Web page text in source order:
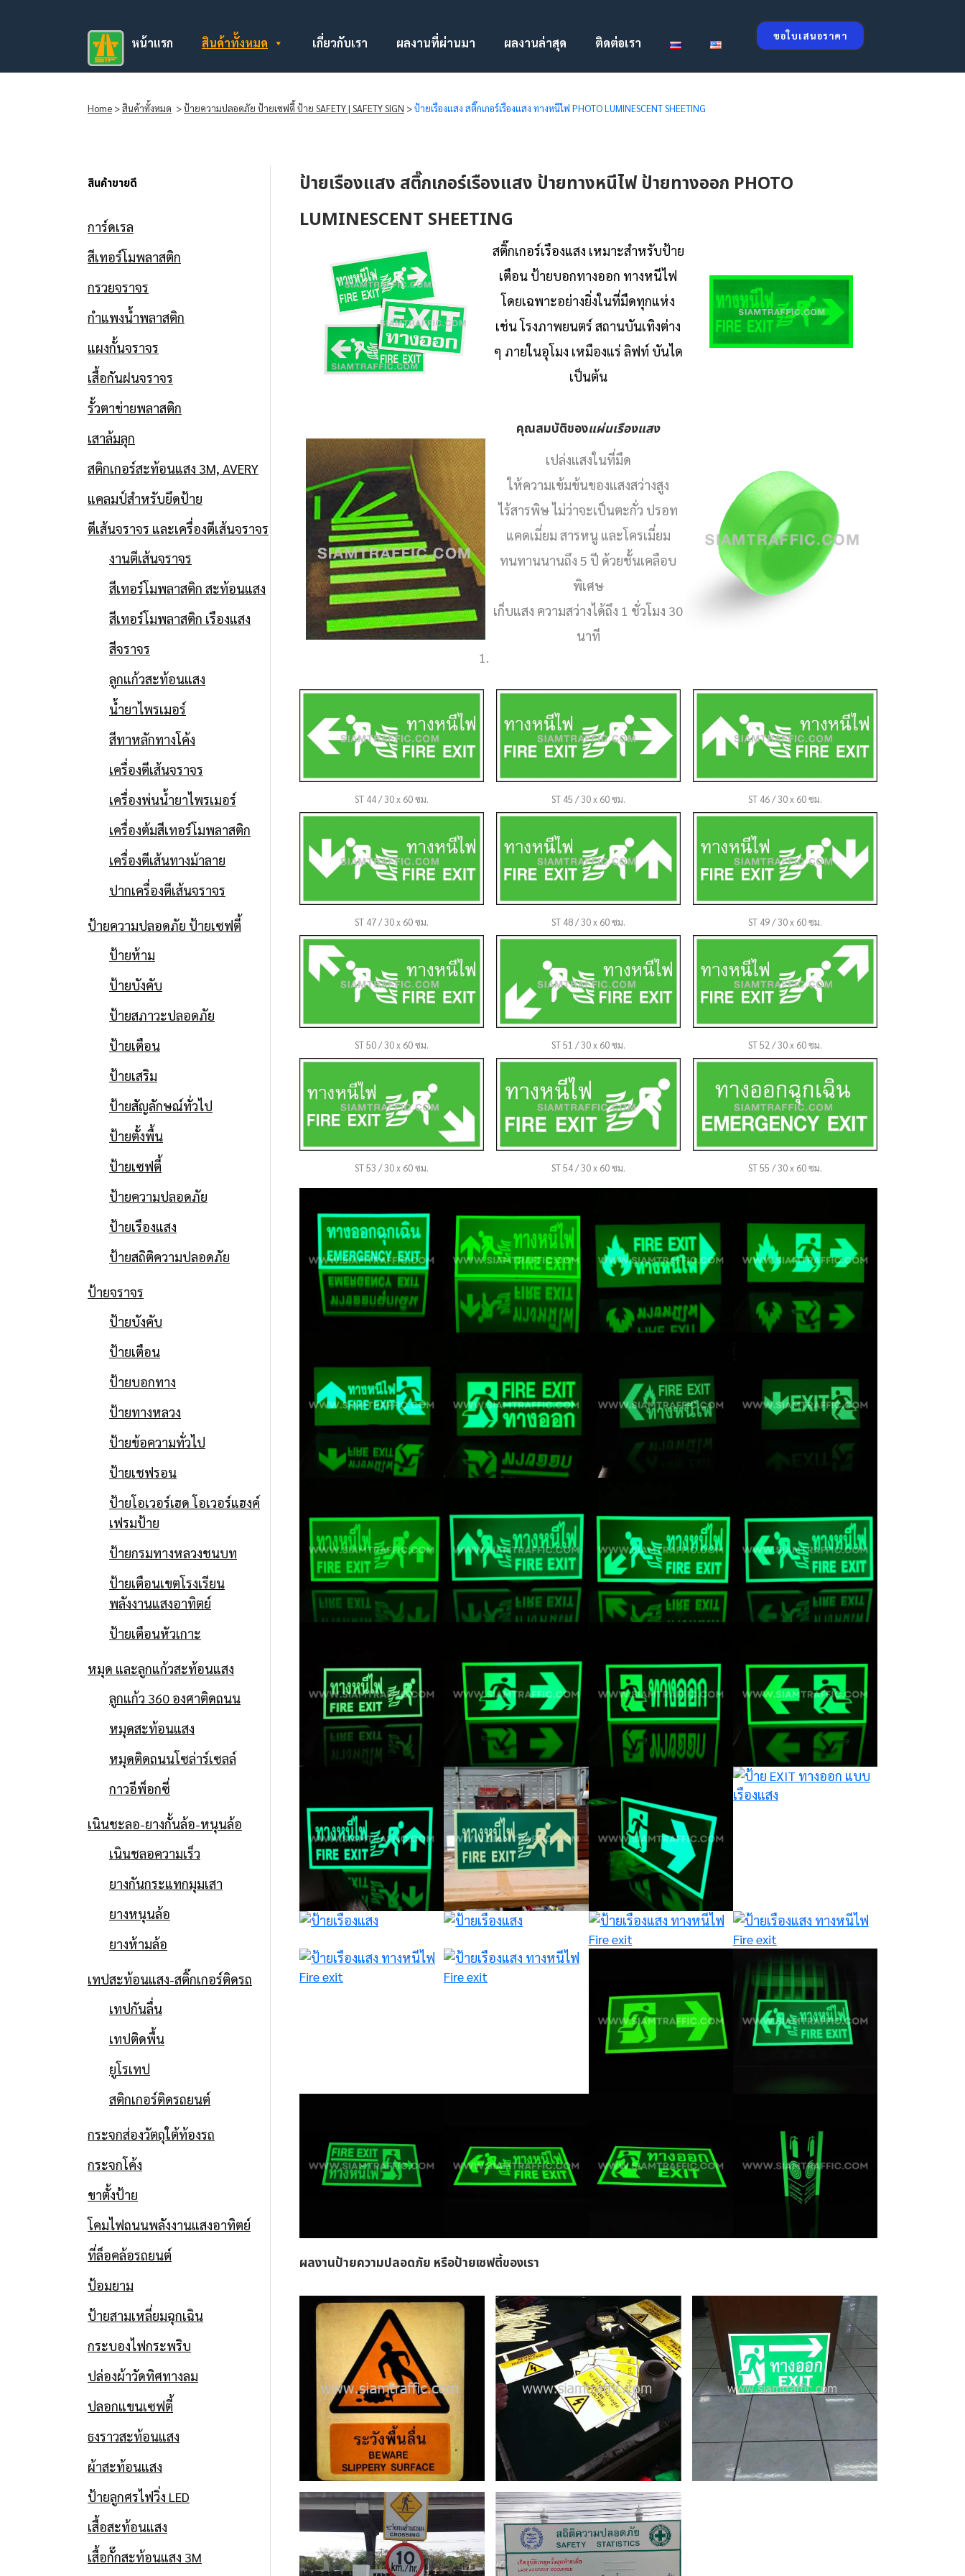
ขอใบเสนอราคา
หน้าแรก สินค้าทั้งหมด เกี่ยวกับเรา ผลงานที่ผ่านมา ผลงานล่าสุด ติดต่อเรา
Home >สินค้าทั้งหมด >ป้ายความปลอดภัย ป้ายเซฟตี้ ป้าย SAFETY | SAFETY SIGN >ป้ายเรืองแสง สติ๊กเกอร์เรืองแสง ทางหนีไฟ PHOTO LUMINESCENT SHEETING
สินค้าขายดี
การ์ดเรล
สีเทอร์โมพลาสติก
กรวยจราจร
กำแพงน้ำพลาสติก
แผงกั้นจราจร
เสื้อกันฝนจราจร
รั้วตาข่ายพลาสติก
เสาล้มลุก
สติกเกอร์สะท้อนแสง 3M, AVERY
แคลมป์สำหรับยึดป้าย
ตีเส้นจราจร และเครื่องตีเส้นจราจร
งานตีเส้นจราจร
สีเทอร์โมพลาสติก สะท้อนแสง
สีเทอร์โมพลาสติก เรืองแสง
สีจราจร
ลูกแก้วสะท้อนแสง
น้ำยาไพรเมอร์
สีทาหลักทางโค้ง
เครื่องตีเส้นจราจร
เครื่องพ่นน้ำยาไพรเมอร์
เครื่องต้มสีเทอร์โมพลาสติก
เครื่องตีเส้นทางม้าลาย
ปากเครื่องตีเส้นจราจร
ป้ายความปลอดภัย ป้ายเซฟตี้
ป้ายห้าม
ป้ายบังคับ
ป้ายสภาวะปลอดภัย
ป้ายเตือน
ป้ายเสริม
ป้ายสัญลักษณ์ทั่วไป
ป้ายตั้งพื้น
ป้ายเซฟตี้
ป้ายความปลอดภัย
ป้ายเรืองแสง
ป้ายสถิติความปลอดภัย
ป้ายจราจร
ป้ายบังคับ
ป้ายเตือน
ป้ายบอกทาง
ป้ายทางหลวง
ป้ายข้อความทั่วไป
ป้ายเชฟรอน
ป้ายโอเวอร์เฮด โอเวอร์แฮงค์
เฟรมป้าย
ป้ายกรมทางหลวงชนบท
ป้ายเตือนเขตโรงเรียน
พลังงานแสงอาทิตย์
ป้ายเตือนหัวเกาะ
หมุด และลูกแก้วสะท้อนแสง
ลูกแก้ว 360 องศาติดถนน
หมุดสะท้อนแสง
หมุดติดถนนโซล่าร์เซลล์
กาวอีพ็อกซี่
เนินชะลอ-ยางกั้นล้อ-หนุนล้อ
เนินชลอความเร็ว
ยางกันกระแทกมุมเสา
ยางหนุนล้อ
ยางห้ามล้อ
เทปสะท้อนแสง-สติ๊กเกอร์ติดรถ
เทปกันลื่น
เทปติดพื้น
ยูโรเทป
สติกเกอร์ติดรถยนต์
กระจกส่องวัตถุใต้ท้องรถ
กระจกโค้ง
ขาตั้งป้าย
โคมไฟถนนพลังงานแสงอาทิตย์
ที่ล็อคล้อรถยนต์
ป้อมยาม
ป้ายสามเหลี่ยมฉุกเฉิน
กระบองไฟกระพริบ
ปล่องผ้าวัดทิศทางลม
ปลอกแขนเซฟตี้
ธงราวสะท้อนแสง
ผ้าสะท้อนแสง
ป้ายลูกศรไฟวิ่ง LED
เสื้อสะท้อนแสง
เสื้อกั๊กสะท้อนแสง 3M
ป้ายเรืองแสง สติ๊กเกอร์เรืองแสง ป้ายทางหนีไฟ ป้ายทางออก PHOTO
LUMINESCENT SHEETING
สติ๊กเกอร์เรืองแสง เหมาะสำหรับป้าย
เตือน ป้ายบอกทางออก ทางหนีไฟ
โดยเฉพาะอย่างยิ่งในที่มืดทุกแห่ง
เช่น โรงภาพยนตร์ สถานบันเทิงต่าง
ๆ ภายในอุโมง เหมืองแร่ ลิฟท์ บันได
เป็นต้น
คุณสมบัติของแผ่นเรืองแสง
เปล่งแสงในที่มืด
ให้ความเข้มข้นของแสงสว่างสูง
ไร้สารพิษ ไม่ว่าจะเป็นตะกั่ว ปรอท
แคดเมี่ยม สารหนู และโครเมี่ยม
ทนทานนานถึง 5 ปี ด้วยชั้นเคลือบ
พิเศษ
เก็บแสง ความสว่างได้ถึง 1 ชั่วโมง 30
นาที
ST 44 / 30 x 60 ซม. ST 45 / 30 x 60 ซม. ST 46 / 30 x 60 ซม.
ST 47 / 30 x 60 ซม. ST 48 / 30 x 60 ซม. ST 49 / 30 x 60 ซม.
ST 50 / 30 x 60 ซม. ST 51 / 30 x 60 ซม. ST 52 / 30 x 60 ซม.
ST 53 / 30 x 60 ซม. ST 54 / 30 x 60 ซม. ST 55 / 30 x 60 ซม.
ผลงานป้ายความปลอดภัย หรือป้ายเซฟตี้ของเรา
Date20 กุมภาพันธ์ 2015
ป้ายความปลอดภัย
ป้ายความปลอดภัย
แบริ่งส์ แมนูแฟค
เจอริ่ง จํากัด
Date11 กุมภาพันธ์ 2015
ป้ายความปลอดภัย
ป้ายเรืองแสง
ขนาด 30 X 45 ซม.
Date 29 มกราคม 2015
ป้ายความปลอดภัย
ป้ายจราจร และป้าย
ตั้งที่ฮุนได มอเตอร์
ไทยแลนด์
6 พฤษภาคม 2014
ป้ายความปลอดภัย
ป้ายสถิติความ
ปลอดภัย เจ๊บเซ่น
แอนด์ เจ๊สเซ่น นิว
ทริไลท์ (ที)
Date23 เมษายน 2014